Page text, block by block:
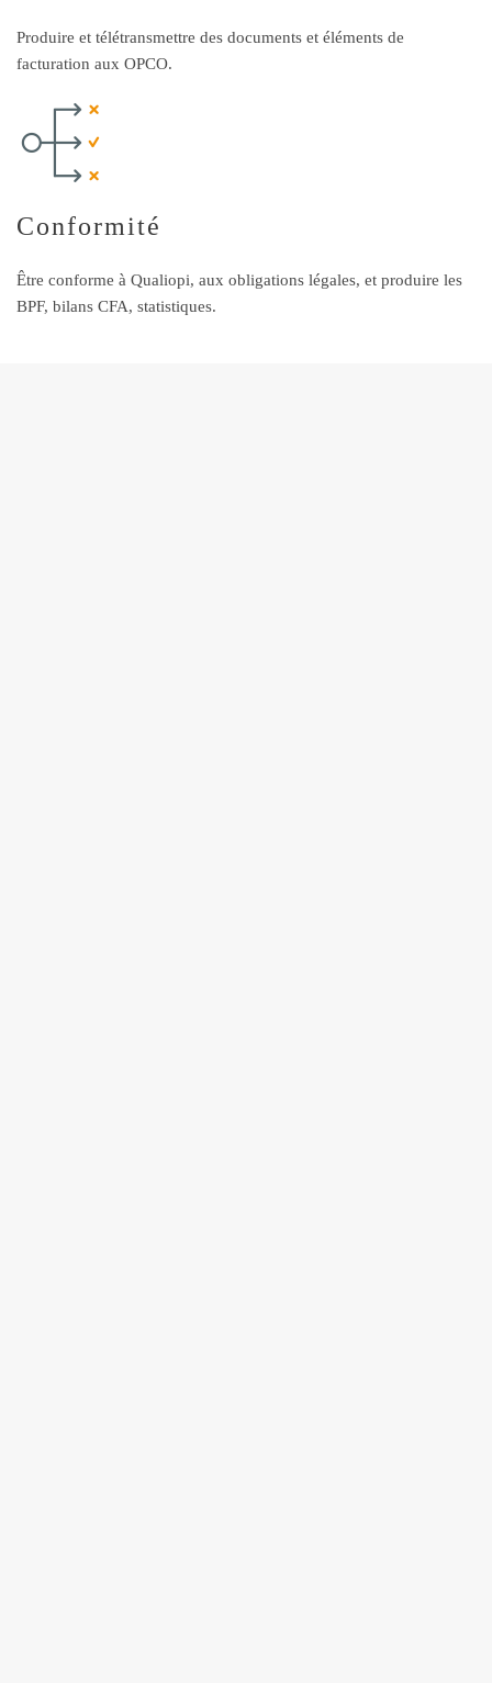
Produire et télétransmettre des documents et éléments de
facturation aux OPCO.
Conformité
Être conforme à Qualiopi, aux obligations légales, et produire les
BPF, bilans CFA, statistiques.